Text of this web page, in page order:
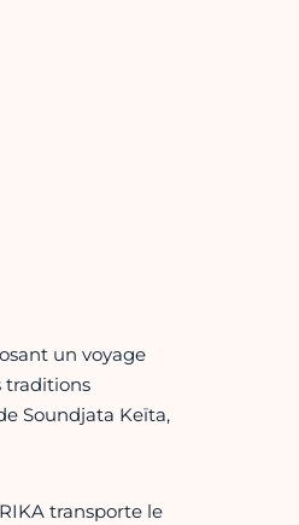
un voyage
traditions
Soundjata Keïta,
transporte le